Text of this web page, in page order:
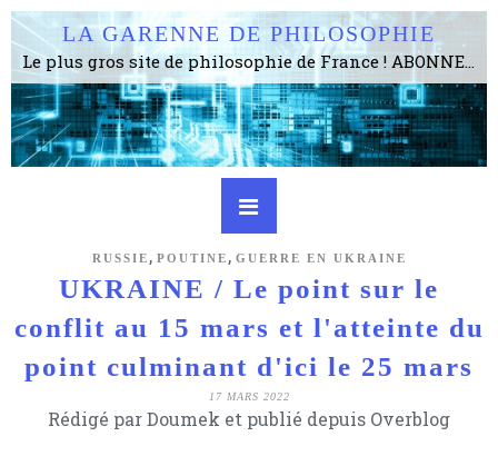
LA GARENNE DE PHILOSOPHIE
Le plus gros site de philosophie de France ! ABONNEZ-VOUS ! 4115 Articles, 1634 abonné·e·s, depuis 2006 . . . . . . . . 2 852 214 pages vues jusqu'à présent. Prestance et être apte à un plus grand nombre de choses.
RUSSIE , POUTINE , GUERRE EN UKRAINE
UKRAINE / Le point sur le
conflit au 15 mars et l'atteinte du
point culminant d'ici le 25 mars
17 MARS 2022
Rédigé par Doumek et publié depuis Overblog